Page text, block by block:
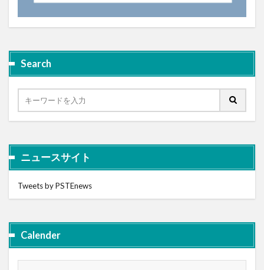
Search
ニュースサイト
Tweets by PSTEnews
Calender